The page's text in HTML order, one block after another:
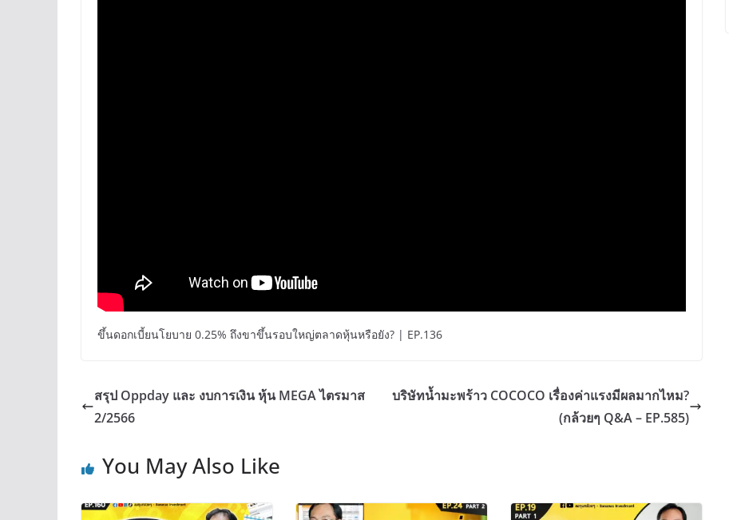
ขึ้นดอกเบี้ยนโยบาย 0.25% ถึงขาขึ้นรอบใหญ่ตลาดหุ้นหรือยัง? | EP.136
สรุป Oppday และ งบการเงิน หุ้น MEGA ไตรมาส
2/2566
บริษัทน้ำมะพร้าว COCOCO เรื่องค่าแรงมีผลมากไหม?
(กล้วยๆ Q&A – EP.585)
You May Also Like